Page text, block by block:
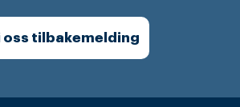
oss tilbakemelding